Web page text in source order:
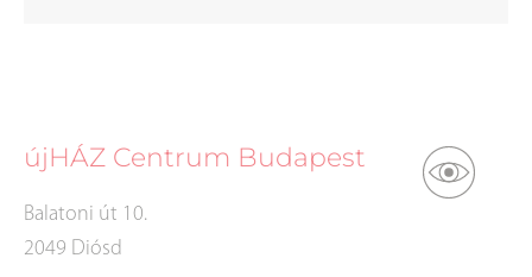
újHÁZ Centrum Budapest
Balatoni út 10.
2049 Diósd